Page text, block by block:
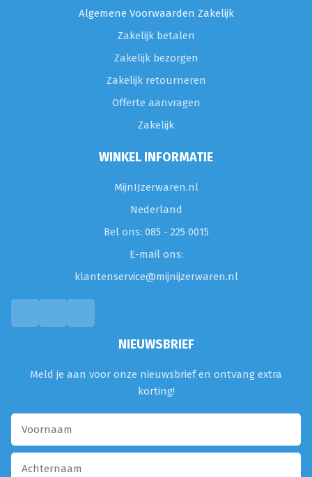
Algemene Voorwaarden Zakelijk
Zakelijk betalen
Zakelijk bezorgen
Zakelijk retourneren
Offerte aanvragen
Zakelijk
WINKEL INFORMATIE
MijnIJzerwaren.nl
Nederland
Bel ons: 085 - 225 0015
E-mail ons:
klantenservice@mijnijzerwaren.nl
NIEUWSBRIEF
Meld je aan voor onze nieuwsbrief en ontvang extra
korting!